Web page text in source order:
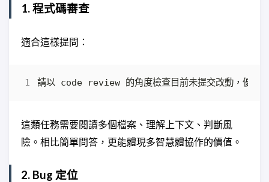
1. 程式碼審查
適合這樣提問：
這類任務需要閱讀多個檔案、理解上下文、判斷風
險。相比簡單問答，更能體現多智慧體協作的價值。
2. Bug 定位